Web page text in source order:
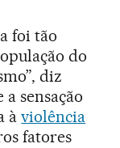
foi tão
do
diz
sensação
àviolência
fatores